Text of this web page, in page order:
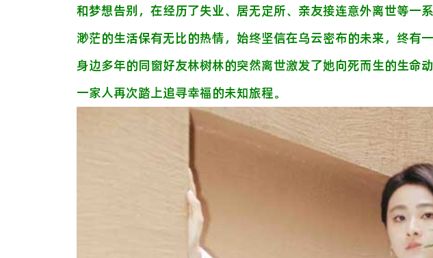
和梦想告别，在经历了失业、居无定所、亲友接连意外离世等一
渺茫的生活保有无比的热情，始终坚信在乌云密布的未来，终有
身边多年的同窗好友林树林的突然离世激发了她向死而生的生命
一家人再次踏上追寻幸福的未知旅程。